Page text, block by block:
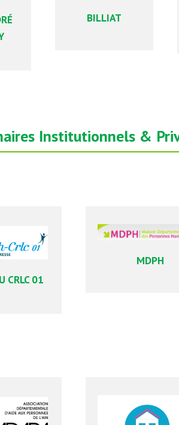
BILLIAT
Institutionnels &
CRLC 01
MDPH